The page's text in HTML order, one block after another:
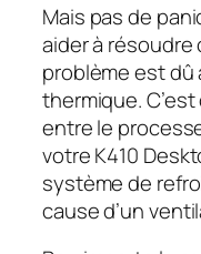
Mais pas de
aider à résoudre
problème est
thermique.
entre le
votre K410
système de
cause d’un